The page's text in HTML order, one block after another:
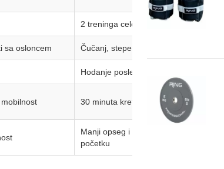
2 treninga celog tela nedeljno
sa osloncem Čučanj, stepenice, elastične trake
Hodanje posle obroka i lagani tegovi
30 minuta kretanja većinu dana
Manji opseg i sporiji tempo na
početku